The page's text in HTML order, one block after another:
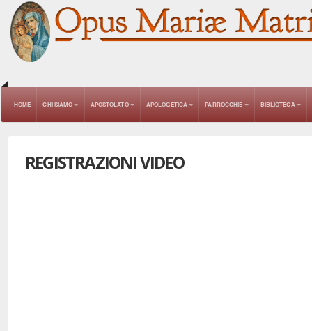
HOME CHI SIAMO APOSTOLATO APOLOGETICA PARROCCHIE BIBLIOTECA
REGISTRAZIONI VIDEO